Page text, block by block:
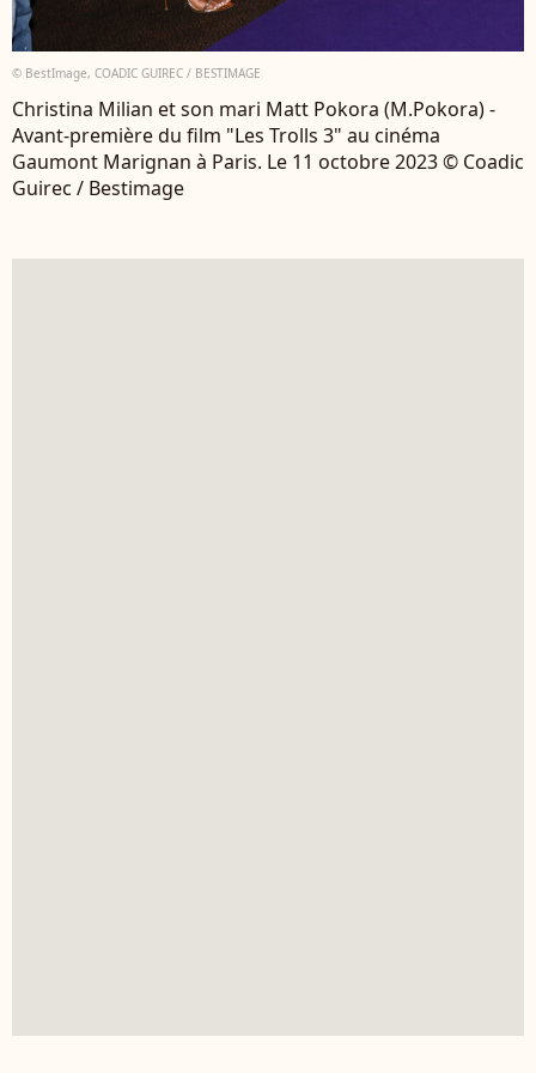
© BestImage, COADIC GUIREC / BESTIMAGE
Christina Milian et son mari Matt Pokora (M.Pokora) -
Avant-première du film "Les Trolls 3" au cinéma
Gaumont Marignan à Paris. Le 11 octobre 2023 © Coadic
Guirec / Bestimage